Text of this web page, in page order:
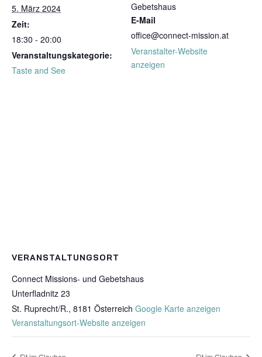
5. März 2024
Zeit:
18:30 - 20:00
Veranstaltungskategorie:
Taste and See
Gebetshaus
E-Mail
office@connect-mission.at
Veranstalter-Website
anzeigen
VERANSTALTUNGSORT
Connect Missions- und Gebetshaus
Unterfladnitz 23
St. Ruprecht/R., 8181 Österreich Google Karte anzeigen
Veranstaltungsort-Website anzeigen